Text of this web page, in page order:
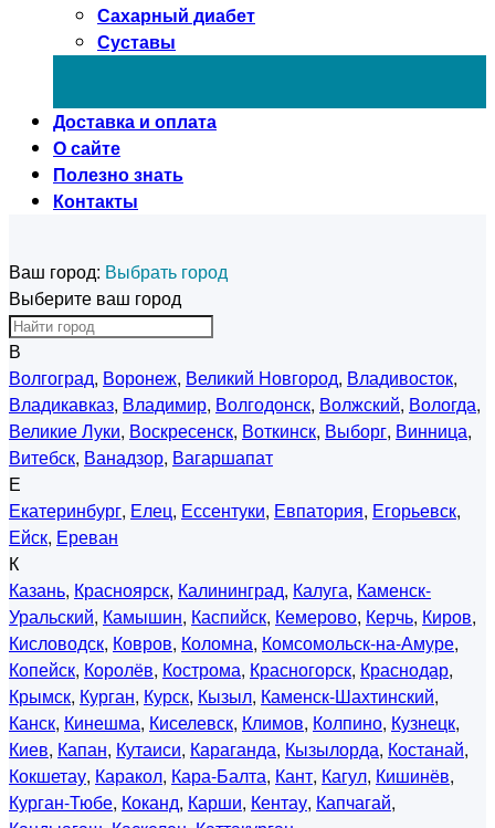
Сахарный диабет
Суставы
Доставка и оплата
О сайте
Полезно знать
Контакты
Ваш город: Выбрать город
Выберите ваш город
В
Волгоград, Воронеж, Великий Новгород, Владивосток,
Владикавказ, Владимир, Волгодонск, Волжский, Вологда,
Великие Луки, Воскресенск, Воткинск, Выборг, Винница,
Витебск, Ванадзор, Вагаршапат
Е
Екатеринбург, Елец, Ессентуки, Евпатория, Егорьевск,
Ейск, Ереван
К
Казань, Красноярск, Калининград, Калуга, Каменск-
Уральский, Камышин, Каспийск, Кемерово, Керчь, Киров,
Кисловодск, Ковров, Коломна, Комсомольск-на-Амуре,
Копейск, Королёв, Кострома, Красногорск, Краснодар,
Крымск, Курган, Курск, Кызыл, Каменск-Шахтинский,
Канск, Кинешма, Киселевск, Климов, Колпино, Кузнецк,
Киев, Капан, Кутаиси, Караганда, Кызылорда, Костанай,
Кокшетау, Каракол, Кара-Балта, Кант, Кагул, Кишинёв,
Курган-Тюбе, Коканд, Карши, Кентау, Капчагай,